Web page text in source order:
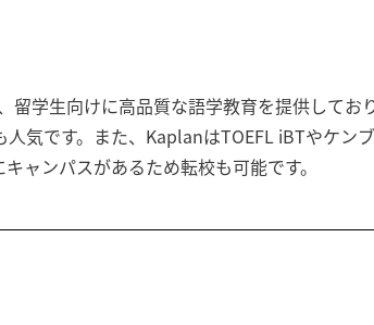
学生向けに高品質な語学教育を提供して
気です。また、KaplanはTOEFL iBTやケ
ャンパスがあるため転校も可能です。